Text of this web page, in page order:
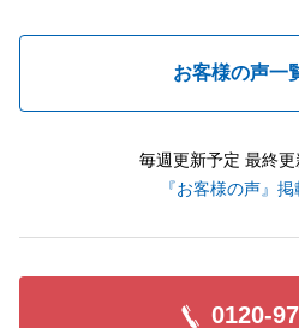
お客様の声一
毎週更新予定 最終
『お客様の声』
0120-